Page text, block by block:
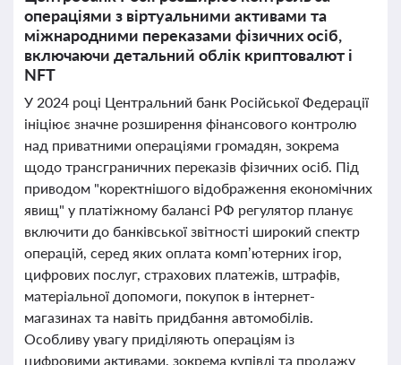
операціями з віртуальними активами та
міжнародними переказами фізичних осіб,
включаючи детальний облік криптовалют і
NFT
У 2024 році Центральний банк Російської Федерації
ініціює значне розширення фінансового контролю
над приватними операціями громадян, зокрема
щодо трансграничних переказів фізичних осіб. Під
приводом "коректнішого відображення економічних
явищ" у платіжному балансі РФ регулятор планує
включити до банківської звітності широкий спектр
операцій, серед яких оплата комп’ютерних ігор,
цифрових послуг, страхових платежів, штрафів,
матеріальної допомоги, покупок в інтернет-
магазинах та навіть придбання автомобілів.
Особливу увагу приділяють операціям із
цифровими активами, зокрема купівлі та продажу